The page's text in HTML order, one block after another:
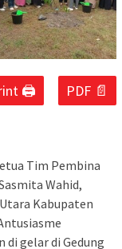
🖨 PDF 📄
Tim Pembina
Wahid,
Kabupaten
di gelar di Gedung